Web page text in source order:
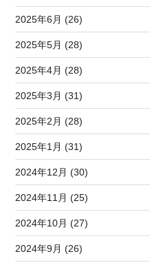
2025年6月 (26)
2025年5月 (28)
2025年4月 (28)
2025年3月 (31)
2025年2月 (28)
2025年1月 (31)
2024年12月 (30)
2024年11月 (25)
2024年10月 (27)
2024年9月 (26)